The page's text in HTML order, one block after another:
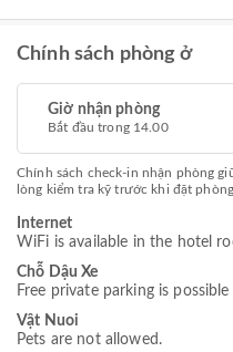
Chính sách phòng ở
Giờ nhận phòng
Bắt đầu trong 14.00
Chính sách check-in nhận phòng
lòng kiểm tra kỹ trước khi đặt phòng.
Internet
WiFi is available in the hotel
Chỗ Dậu Xe
Free private parking is
Vật Nuoi
Pets are not allowed.